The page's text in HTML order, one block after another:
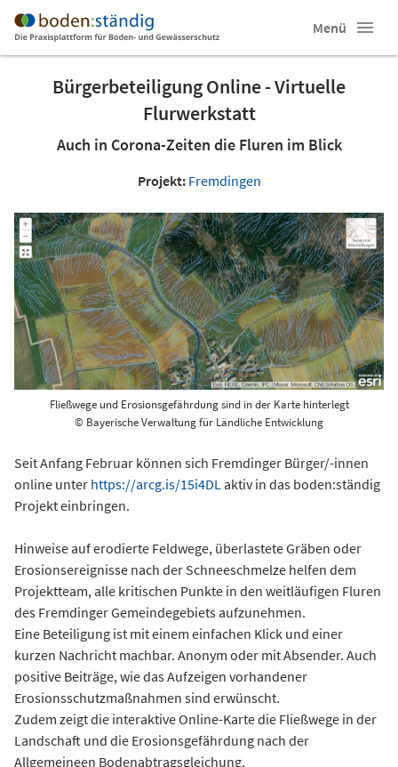
Menü
Bürgerbeteiligung Online - Virtuelle
Flurwerkstatt
Auch in Corona-Zeiten die Fluren im Blick
Projekt: Fremdingen
Fließwege und Erosionsgefährdung sind in der Karte hinterlegt
© Bayerische Verwaltung für Ländliche Entwicklung
Seit Anfang Februar können sich Fremdinger Bürger/-innen
online unter https://arcg.is/15i4DL aktiv in das boden:ständig
Projekt einbringen.
Hinweise auf erodierte Feldwege, überlastete Gräben oder
Erosionsereignisse nach der Schneeschmelze helfen dem
Projektteam, alle kritischen Punkte in den weitläufigen Fluren
des Fremdinger Gemeindegebiets aufzunehmen.
Eine Beteiligung ist mit einem einfachen Klick und einer
kurzen Nachricht machbar. Anonym oder mit Absender. Auch
positive Beiträge, wie das Aufzeigen vorhandener
Erosionsschutzmaßnahmen sind erwünscht.
Zudem zeigt die interaktive Online-Karte die Fließwege in der
Landschaft und die Erosionsgefährdung nach der
Allgemeineen Bodenabtragsgleichung.